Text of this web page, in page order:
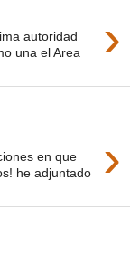
›
autoridad
una el Area
›
en que
he adjuntado